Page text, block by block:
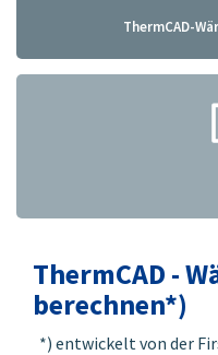
ThermCAD-
ThermCAD -
berechnen*)
*) entwickelt von der